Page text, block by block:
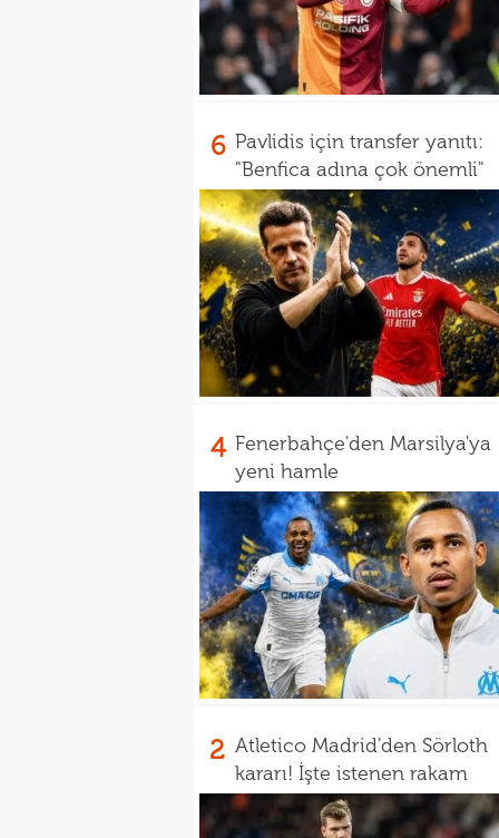
6 Pavlidis için transfer yanıtı:
"Benfica adına çok önemli"
4 Fenerbahçe'den Marsilya'ya
yeni hamle
2 Atletico Madrid'den Sörloth
kararı! İşte istenen rakam